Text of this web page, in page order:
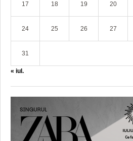
17 18 19 20
24 25 26 27
31
« iul.